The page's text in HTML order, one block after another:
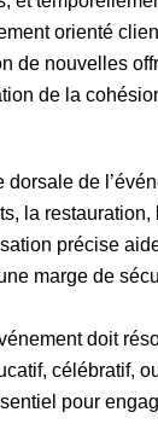
orienté
de nouvelles
de la
dorsale de
la restauration,
précise
marge de
doit
célébratif,
pour